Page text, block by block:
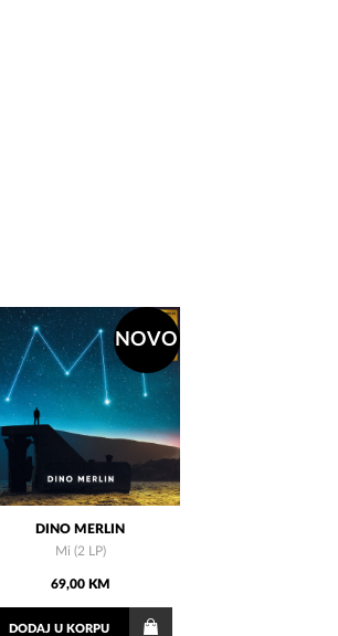
NOVO
DINO MERLIN
Mi (2 LP)
69,00 KM
DODAJU KORPU